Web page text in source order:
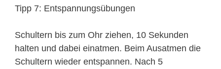
Tipp 7: Entspannungsübungen
Schultern bis zum Ohr ziehen, 10 Sekunden
halten und dabei einatmen. Beim Ausatmen die
Schultern wieder entspannen. Nach 5